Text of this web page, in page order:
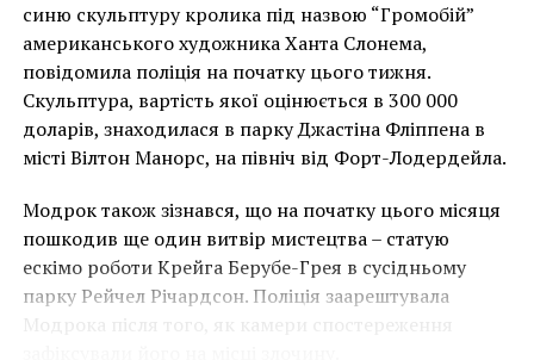
накинеться на упаковку чіпсів – сюжет графіті, що
має ознаки вуличного художника Бенксі, на стіні в
Лоустофті на східному узбережжі Англії 8 серпня 2021
року. (Фото Джастіна Талліса / AFP)
В інтерв’ю “Таймс” пан Куттс сказав:
“Спочатку це було
неймовірно, але з
розвитком подій це
стало надзвичайно
синю скульптуру кролика під назвою “Громобій”
американського художника Ханта Слонема,
повідомила поліція на початку цього тижня.
Скульптура, вартість якої оцінюється в 300 000
доларів, знаходилася в парку Джастіна Фліппена в
місті Вілтон Манорс, на північ від Форт-Лодердейла.
Модрок також зізнався, що на початку цього місяця
пошкодив ще один витвір мистецтва – статую
ескімо роботи Крейга Берубе-Грея в сусідньому
парку Рейчел Річардсон. Поліція заарештувала
Модрока після того, як камери спостереження